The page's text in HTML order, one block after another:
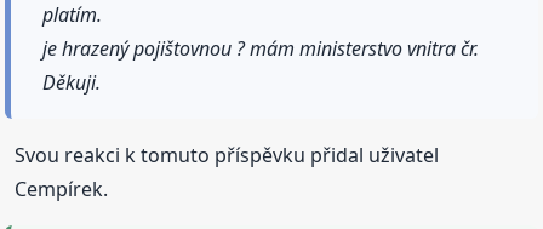
platím.
je hrazený pojištovnou ? mám ministerstvo vnitra čr.
Děkuji.
Svou reakci k tomuto příspěvku přidal uživatel
Cempírek.